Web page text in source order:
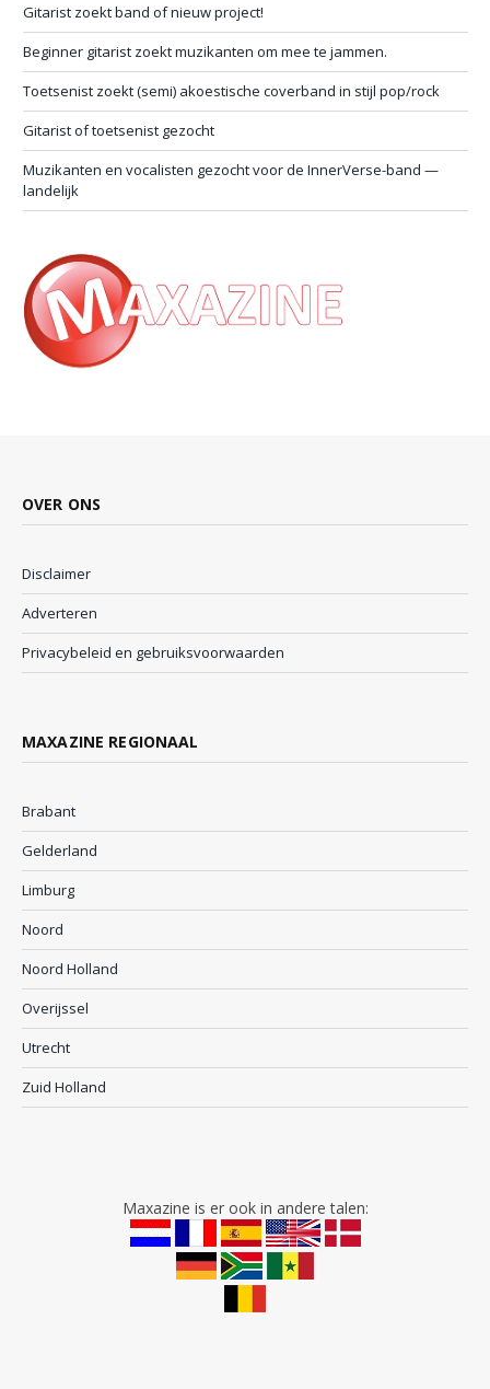
Gitarist zoekt band of nieuw project!
Beginner gitarist zoekt muzikanten om mee te jammen.
Toetsenist zoekt (semi) akoestische coverband in stijl pop/rock
Gitarist of toetsenist gezocht
Muzikanten en vocalisten gezocht voor de InnerVerse-band —
landelijk
OVER ONS
Disclaimer
Adverteren
Privacybeleid en gebruiksvoorwaarden
MAXAZINE REGIONAAL
Brabant
Gelderland
Limburg
Noord
Noord Holland
Overijssel
Utrecht
Zuid Holland
Maxazine is er ook in andere talen: